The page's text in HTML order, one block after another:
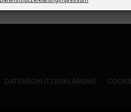
DATENSCHUTZERKLÄRUNG